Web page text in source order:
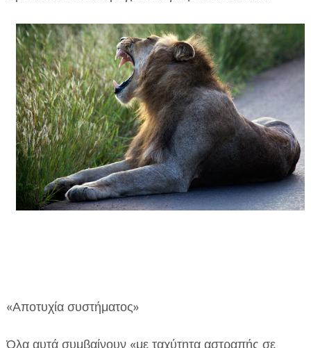
«Αποτυχία συστήματος»
Όλα αυτά συμβαίνουν «με ταχύτητα αστραπής σε